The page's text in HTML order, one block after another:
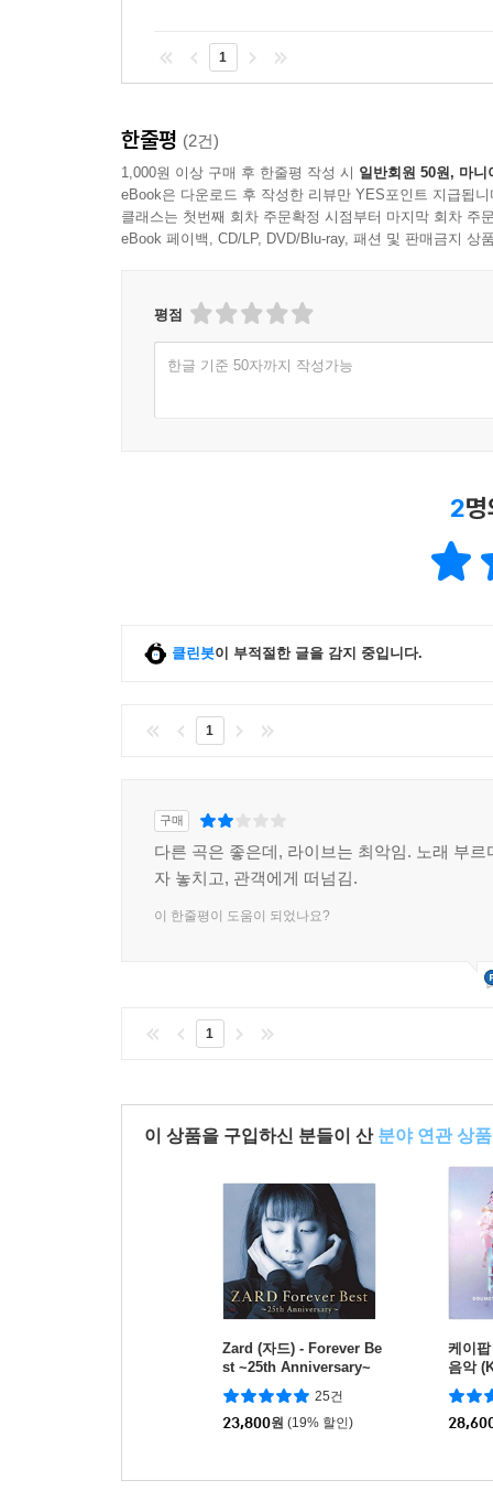
1
한줄평 (2건)
1,000원 이상 구매 후 한줄평 작성 시 일반회원 50원, 마니
eBook은 다운로드 후 작성한 리뷰만 YES포인트 지급됩니
클래스는 첫번째 회차 주문확정 시점부터 마지막 회차 주
eBook 페이백, CD/LP, DVD/Blu-ray, 패션 및 판매금지 상
평점
한글 기준 50자까지 작성가능
2
클린봇이 부적절한 글을 감지 중입니다.
1
구매
다른 곡은 좋은데, 라이브는 최악임. 노래 부르
자 놓치고, 관객에게 떠넘김.
이 한줄평이 도움이 되었나요?
1
이 상품을 구입하신 분들이 산 분야 연관 상품
Zard (자드) - Forever Be
st ~25th Anniversary~
25건
23,800원 (19% 할인)
케이
음악
ters
eries